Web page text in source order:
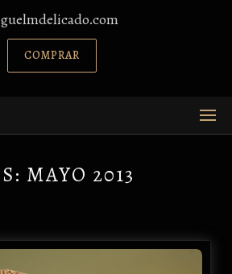
COMPRAR
MAYO 2013